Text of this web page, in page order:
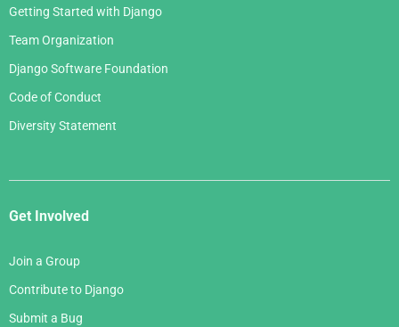
Getting Started with Django
Team Organization
Django Software Foundation
Code of Conduct
Diversity Statement
Get Involved
Join a Group
Contribute to Django
Submit a Bug